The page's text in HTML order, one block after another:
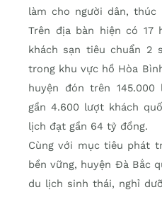
làm cho người dân,
Trên địa bàn hiện có 17
khách sạn tiêu chuẩn 2
trong khu vực hồ Hòa
huyện đón trên
gần 4.600 lượt khách
lịch đạt gần 64 tỷ đồng.
Cùng với mục tiêu phát
bền vững, huyện Đà Bắc
du lịch sinh thái, nghỉ